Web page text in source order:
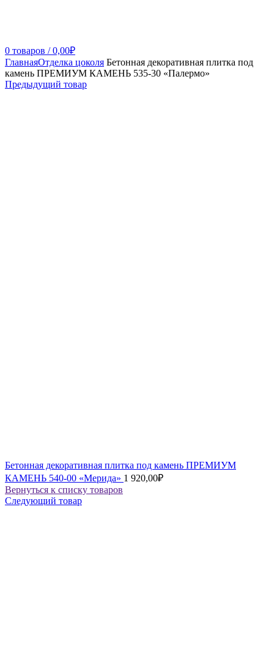
0 товаров / 0,00₽
ГлавнаяОтделка цоколя Бетонная декоративная плитка под
камень ПРЕМИУМ КАМЕНЬ 535-30 «Палермо»
Предыдущий товар
Бетонная декоративная плитка под камень ПРЕМИУМ
КАМЕНЬ 540-00 «Мерида» 1 920,00₽
Вернуться к списку товаров
Следующий товар